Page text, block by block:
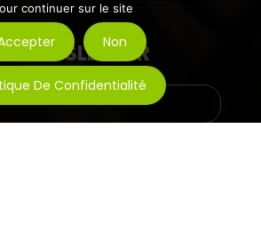
NEWSLETTER
continuer sur le site
Non
De Confidentialité